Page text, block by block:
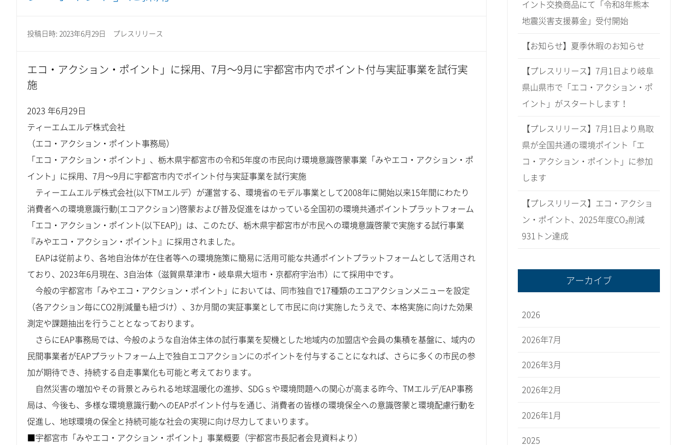
投稿日時: 2023年6月29日 プレスリリース
エコ・アクション・ポイント」に採用、7月～9月に宇都宮市内でポイント付与実証事業を試行実
施
2023 年6月29日
ティーエムエルデ株式会社
（エコ・アクション・ポイント事務局）
「エコ・アクション・ポイント」、栃木県宇都宮市の令和5年度の市民向け環境意識啓蒙事業「みやエコ・アクション・ポ
イント」に採用、7月～9月に宇都宮市内でポイント付与実証事業を試行実施
ティーエムエルデ株式会社(以下TMエルデ）が運営する、環境省のモデル事業として2008年に開始以来15年間にわたり
消費者への環境意識行動(エコアクション)啓蒙および普及促進をはかっている全国初の環境共通ポイントプラットフォーム
「エコ・アクション・ポイント(以下EAP)」は、このたび、栃木県宇都宮市が市民への環境意識啓蒙で実施する試行事業
『みやエコ・アクション・ポイント』に採用されました。
EAPは従前より、各地自治体が在住者等への環境施策に簡易に活用可能な共通ポイントプラットフォームとして活用され
ており、2023年6月現在、3自治体（滋賀県草津市・岐阜県大垣市・京都府宇治市）にて採用中です。
今般の宇都宮市「みやエコ・アクション・ポイント」においては、同市独自で17種類のエコアクションメニューを設定
（各アクション毎にCO2削減量も紐づけ）、3か月間の実証事業として市民に向け実施したうえで、本格実施に向けた効果
測定や課題抽出を行うこととなっております。
さらにEAP事務局では、今般のような自治体主体の試行事業を契機とした地域内の加盟店や会員の集積を基盤に、域内の
民間事業者がEAPプラットフォーム上で独自エコアクションにのポイントを付与することになれば、さらに多くの市民の参
加が期待でき、持続する自走事業化も可能と考えております。
自然災害の増加やその背景とみられる地球温暖化の進捗、SDGｓや環境問題への関心が高まる昨今、TMエルデ/EAP事務
局は、今後も、多様な環境意識行動へのEAPポイント付与を通じ、消費者の皆様の環境保全への意識啓蒙と環境配慮行動を
促進し、地球環境の保全と持続可能な社会の実現に向け尽力してまいります。
■宇都宮市「みやエコ・アクション・ポイント」事業概要（宇都宮市長記者会見資料より）
イント交換商品にて「令和8年熊本
地震災害支援募金」受付開始
【お知らせ】夏季休暇のお知らせ
【プレスリリース】7月1日より岐阜
県山県市で「エコ・アクション・ポ
イント」がスタートします！
【プレスリリース】7月1日より鳥取
県が全国共通の環境ポイント「エ
コ・アクション・ポイント」に参加
します
【プレスリリース】エコ・アクショ
ン・ポイント、2025年度CO₂削減
931トン達成
アーカイブ
2026
2026年7月
2026年3月
2026年2月
2026年1月
2025